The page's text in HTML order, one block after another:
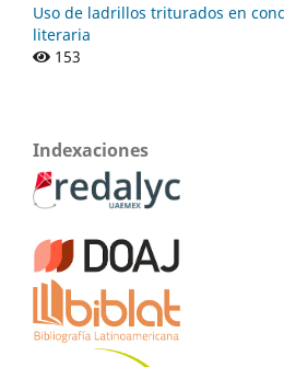
Uso de ladrillos triturados en
literaria
153
Indexaciones